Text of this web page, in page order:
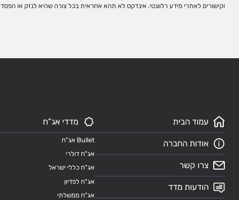
וקישורים לאתרי מידע רלוונטי. אינדקס לא תהא אחראית בכל צורה שהיא לנזק או
עמוד הבית
אודות החברה
צרו קשר
הודעות מדד
מדדי אג”ח
Bullet אג"ח
אג"ח דולרי
אג"ח כללי ישראל
אג"ח לפדיון
אג"ח ממשלתי